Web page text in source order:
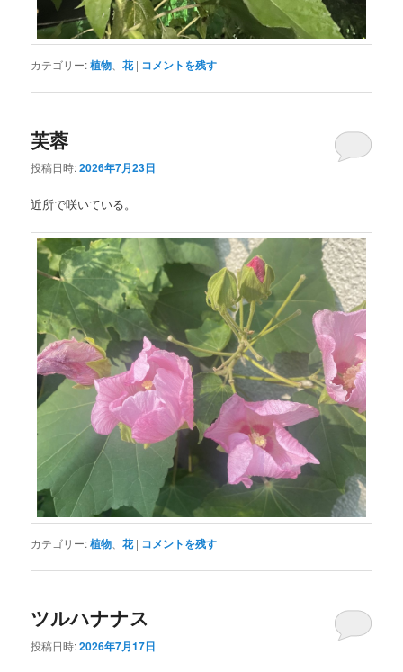
カテゴリー:植物 、花 | コメントを残す
芙蓉
投稿日時:2026年7月23日
近所で咲いている。
カテゴリー:植物 、花 | コメントを残す
ツルハナナス
投稿日時:2026年7月17日